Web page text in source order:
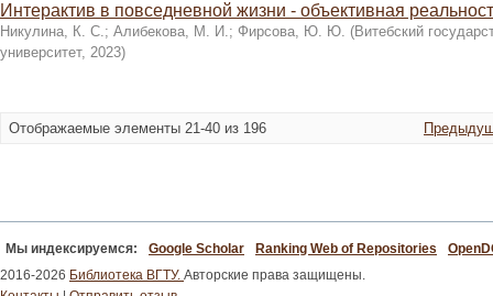
Интерактив в повседневной жизни - объективная
Никулина, К. С.; Алибекова, М. И.; Фирсова, Ю. Ю. (Витебский
университет, 2023)
Отображаемые элементы 21-40 из 196
Мы индексируемся: Google Scholar Ranking Web of Repositories
2016-2026 Библиотека ВГТУ. Авторские права защищены.